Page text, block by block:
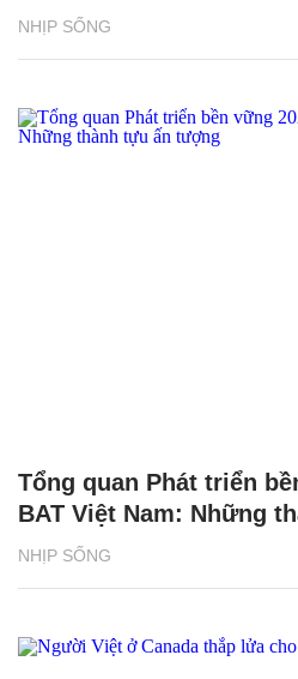
NHỊP SỐNG
NHỊP SỐNG
Tổng quan Phát triển
BAT Việt Nam: Những